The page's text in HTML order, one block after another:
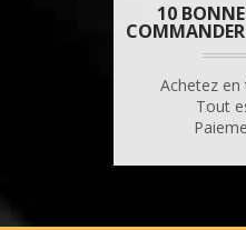
10
Achetez
Tout